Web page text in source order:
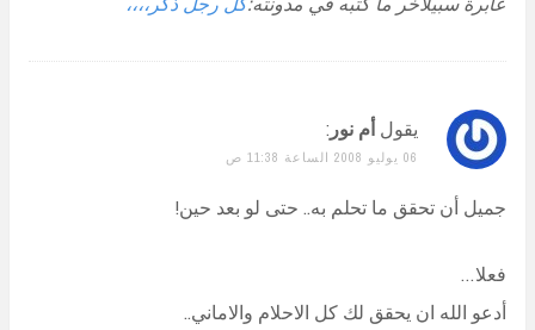
يقول أم نور :
06 يوليو 2008 الساعة 11:38 ص
جميل أن تحقق ما تحلم به.. حتى لو بعد حين!
فعلا…
أدعو الله ان يحقق لك كل الاحلام والاماني..